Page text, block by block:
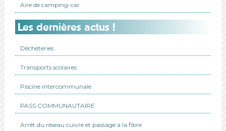
Aire de camping-car
Les dernières actus !
Déchèteries
Transports scolaires
Piscine intercommunale
PASS COMMUNAUTAIRE
Arrêt du réseau cuivre et passage à la fibre